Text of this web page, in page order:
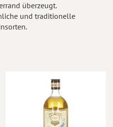
überzeugt.
und traditionelle